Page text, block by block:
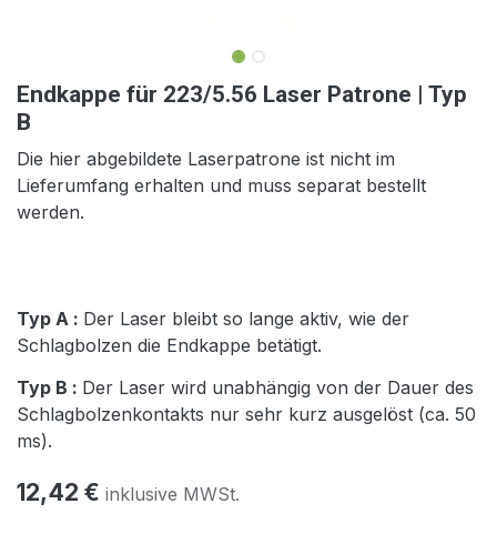
Endkappe für 223/5.56 Laser Patrone | Typ
B
Die hier abgebildete Laserpatrone ist nicht im
Lieferumfang erhalten und muss separat bestellt
werden.
Typ A : Der Laser bleibt so lange aktiv, wie der
Schlagbolzen die Endkappe betätigt.
Typ B : Der Laser wird unabhängig von der Dauer des
Schlagbolzenkontakts nur sehr kurz ausgelöst (ca. 50
ms).
12,42 € inklusive MWSt.